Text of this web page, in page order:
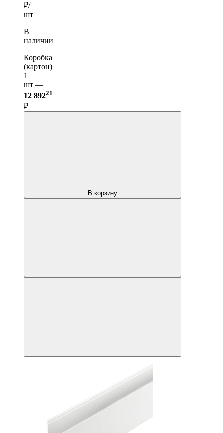
₽/
шт
В
наличии
Коробка
(картон)
1
шт —
12 89221
₽
В корзину